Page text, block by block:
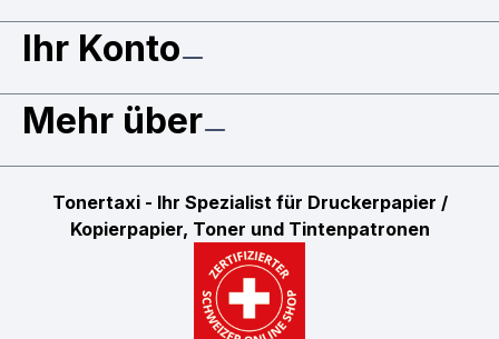
Ihr Konto
Mehr über
Tonertaxi - Ihr Spezialist für Druckerpapier /
Kopierpapier, Toner und Tintenpatronen